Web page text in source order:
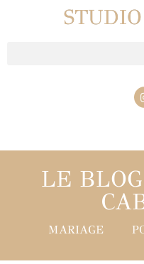
LE
MARIAGE